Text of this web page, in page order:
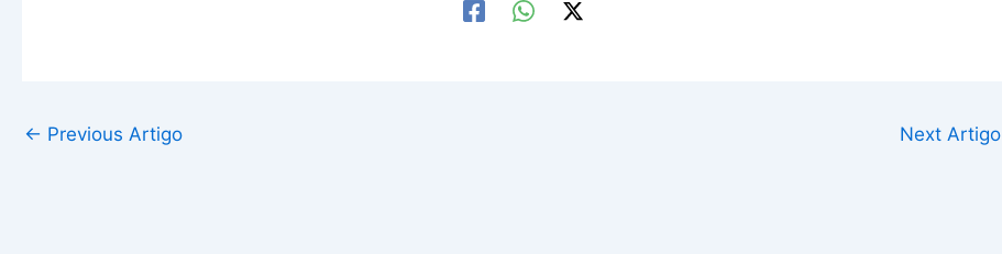
← Previous Artigo Next Artigo